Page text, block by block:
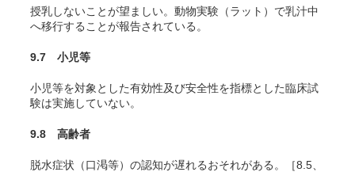
授乳しないことが望ましい。動物実験（ラット）で乳汁中
へ移行することが報告されている。
9.7 小児等
小児等を対象とした有効性及び安全性を指標とした臨床試
験は実施していない。
9.8 高齢者
脱水症状（口渇等）の認知が遅れるおそれがある。［8.5、